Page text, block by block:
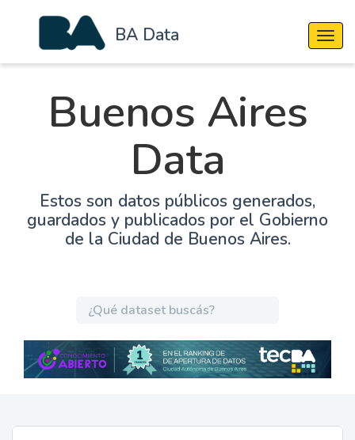
BA Data
Buenos Aires
Data
Estos son datos públicos generados,
guardados y publicados por el Gobierno
de la Ciudad de Buenos Aires.